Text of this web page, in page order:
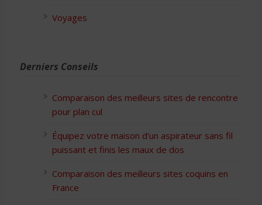
Voyages
Derniers Conseils
Comparaison des meilleurs sites de rencontre
pour plan cul
Équipez votre maison d’un aspirateur sans fil
puissant et finis les maux de dos
Comparaison des meilleurs sites coquins en
France